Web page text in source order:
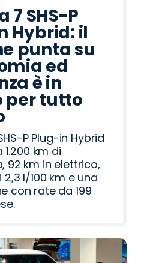
7 SHS-P
Hybrid: il
punta su
ed
è in
per tutto
P Plug-in Hybrid
km di
92 km in elettrico,
l/100 km e una
con rate da 199